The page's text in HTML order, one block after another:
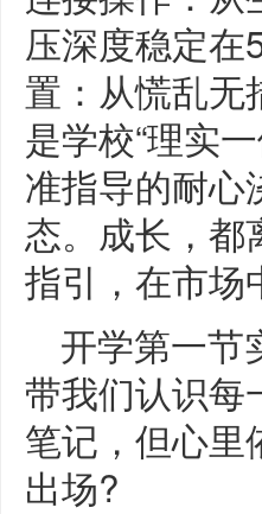
压深度稳定在
置：从慌乱无
是学校“理实
准指导的耐心
态。成长，都
指引，在市场
开学第一节
带我们认识每
笔记，但心
出场?